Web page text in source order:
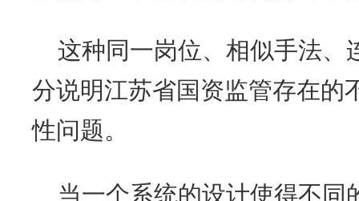
这种同一岗位、相似手法、
分说明江苏省国资监管存在的
性问题。
当一个系统的设计使得不同